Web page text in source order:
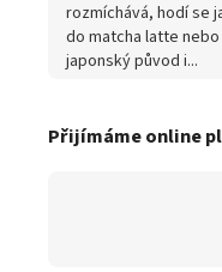
rozmíchává, hodí se
do matcha latte
japonský původ i...
Přijímáme online